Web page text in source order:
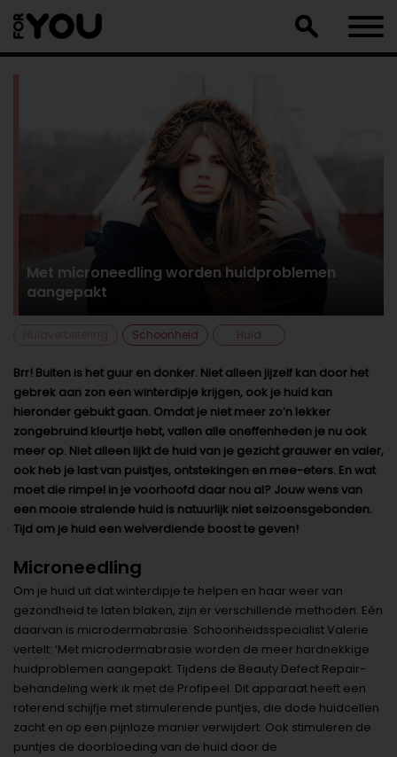
naar
artikel
Met microneedling worden huidproblemen
aangepakt
Schoonheid Huid
Brr! Buiten is het guur en donker. Niet alleen jijzelf kan door het
gebrek aan zon een winterdipje krijgen, ook je huid kan
hieronder gebukt gaan. Omdat je niet meer zo’n lekker
zongebruind kleurtje hebt, vallen alle oneffenheden je nu ook
meer op. Niet alleen lijkt de huid van je gezicht grauwer en valer,
ook heb je last van puistjes, ontstekingen en mee-eters. En wat
moet die rimpel in je voorhoofd daar nou al? Jouw wens van
een mooie stralende huid is natuurlijk niet seizoensgebonden.
Tijd om je huid een welverdiende boost te geven!
Microneedling
Om je huid uit dat winterdipje te helpen en haar weer van
gezondheid te laten blaken, zijn er verschillende methoden. Eén
daarvan is microdermabrasie. Schoonheidsspecialist Valerie
vertelt: ‘Met microdermabrasie worden de meer hardnekkige
huidproblemen aangepakt. Tijdens de Beauty Defect Repair-
behandeling werk ik met de Profipeel. Dit apparaat heeft een
roterend schijfje met stimulerende puntjes, die dode huidcellen
zacht en op een pijnloze manier verwijdert. Ook stimuleren de
puntjes de doorbloeding van de huid door de